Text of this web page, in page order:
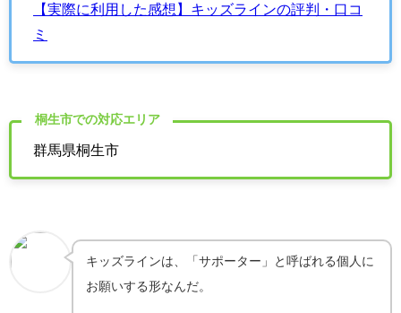
【実際に利用した感想】キッズラインの評判・口コ
ミ
桐生市での対応エリア
群馬県桐生市
キッズラインは、「サポーター」と呼ばれる個人に
お願いする形なんだ。